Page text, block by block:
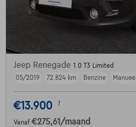
Jeep Renegade 1.0 T3 Limited
05/2019
72.824 km Benzine Manueel
€13.900 1
Vanaf €275,61 /maand